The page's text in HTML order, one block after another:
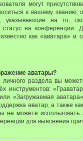
могут
к вашему званию,
указывающие на то,
на конференции.
как «аватара» и
аватары?
раздела вы
инструментов:
«Загружаемая
аватар, а также
не можете использовать
для выяснения